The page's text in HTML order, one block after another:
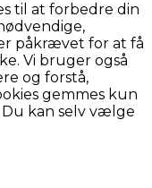
til at forbedre din
påkrævet for at få
Vi bruger også
og forstå,
gemmes kun
kan selv vælge